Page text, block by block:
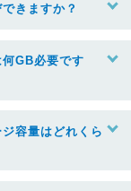
きますか？
GB必要です
容量はどれくら